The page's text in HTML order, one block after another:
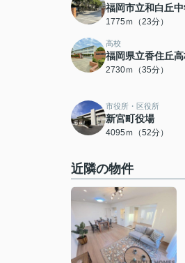
福岡市立和白丘
1775ｍ（23分）
高校
福岡県立香住丘
2730ｍ（35分）
市役所・区役所
新宮町役場
4095ｍ（52分）
近隣の物件